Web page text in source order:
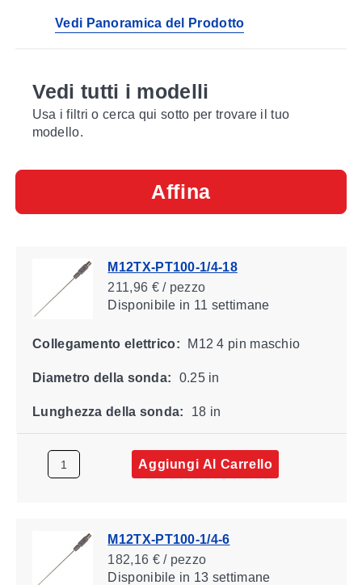
Vedi Panoramica del Prodotto
Vedi tutti i modelli
Usa i filtri o cerca qui sotto per trovare il tuo
modello.
Affina
M12TX-PT100-1/4-18
211,96 € / pezzo
Disponibile in 11 settimane
Collegamento elettrico: M12 4 pin maschio
Diametro della sonda: 0.25 in
Lunghezza della sonda: 18 in
Aggiungi Al Carrello
M12TX-PT100-1/4-6
182,16 € / pezzo
Disponibile in 13 settimane